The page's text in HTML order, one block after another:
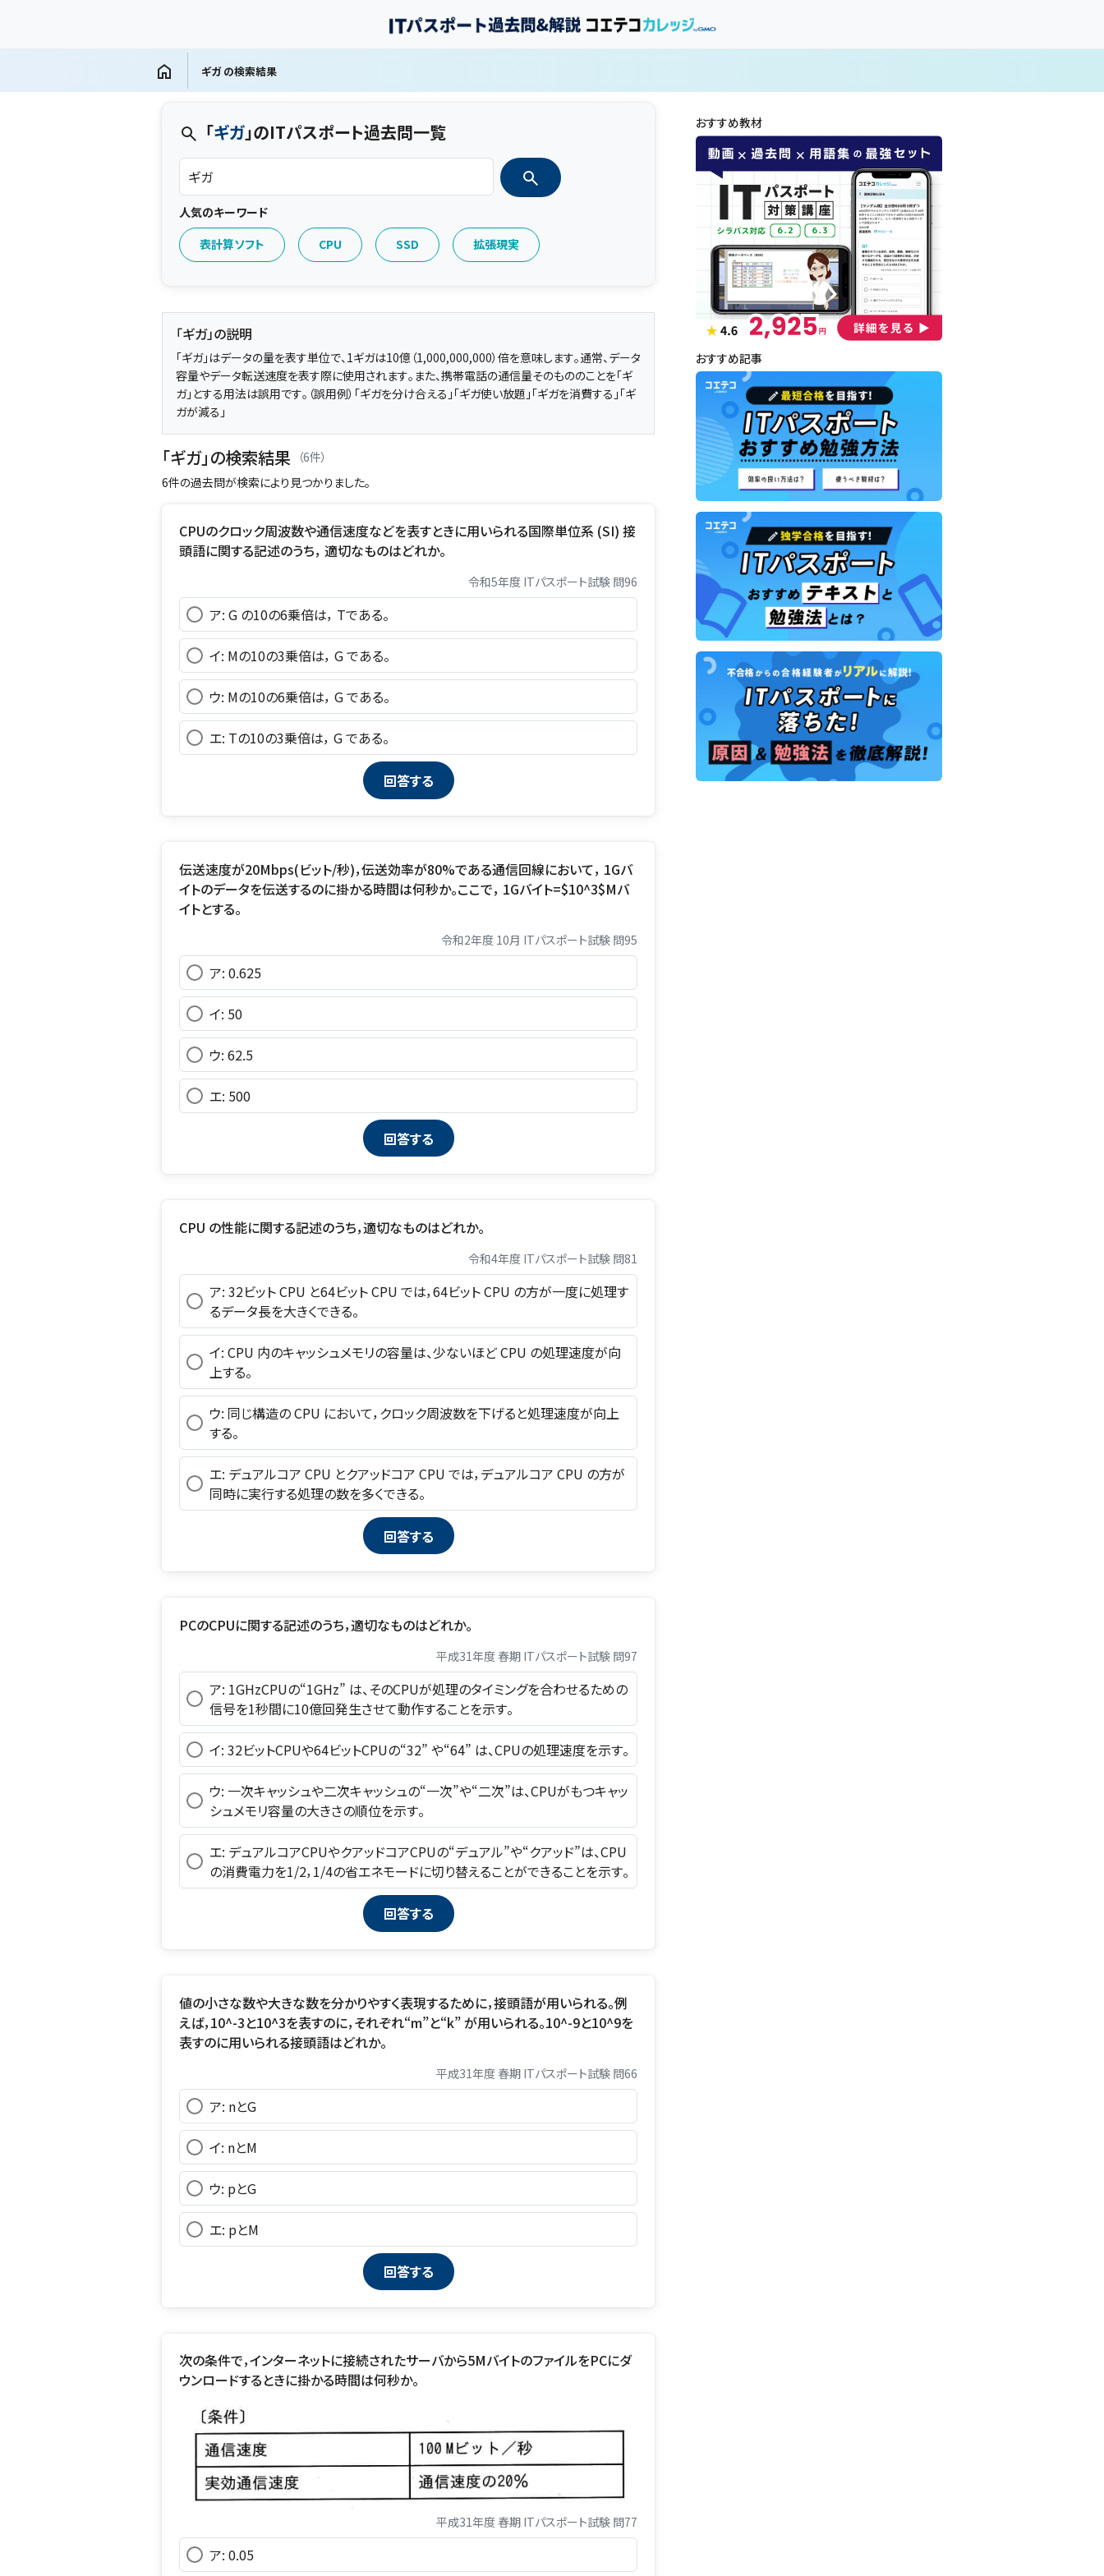
ギガ の検索結果
「ギガ」のITパスポート過去問一覧
人気のキーワード
表計算ソフト
CPU SSD 拡張現実
「ギガ」の説明
「ギガ」はデータの量を表す単位で、1ギガは10億（1,000,000,000）倍を意味します。通常、データ
容量やデータ転送速度を表す際に使用されます。また、携帯電話の通信量そのもののことを「ギ
ガ」とする用法は誤用です。（誤用例）「ギガを分け合える」「ギガ使い放題」「ギガを消費する」「ギ
ガが減る」
「ギガ」の検索結果
（6件）
6件の過去問が検索により見つかりました。
CPUのクロック周波数や通信速度などを表すときに用いられる国際単位系 (SI) 接
頭語に関する記述のうち， 適切なものはどれか。
令和5年度 ITパスポート試験 問96
ア: G の10の6乗倍は， Tである。
イ: Mの10の3乗倍は， G である。
ウ: Mの10の6乗倍は， G である。
エ: Tの10の3乗倍は， G である。
伝送速度が20Mbps(ビット/秒)，伝送効率が80%である通信回線において， 1Gバ
イトのデータを伝送するのに掛かる時間は何秒か。ここで， 1Gバイト=$10^3$Mバ
イトとする。
令和2年度 10月 ITパスポート試験 問95
ア: 0.625
イ: 50
ウ: 62.5
エ: 500
CPU の性能に関する記述のうち，適切なものはどれか。
令和4年度 ITパスポート試験 問81
ア: 32ビット CPU と64ビット CPU では，64ビット CPU の方が一度に処理す
るデータ長を大きくできる。
イ: CPU 内のキャッシュメモリの容量は、少ないほど CPU の処理速度が向
上する。
ウ: 同じ構造の CPU において，クロック周波数を下げると処理速度が向上
する。
エ: デュアルコア CPU とクアッドコア CPU では，デュアルコア CPU の方が
同時に実行する処理の数を多くできる。
PCのCPUに関する記述のうち，適切なものはどれか。
平成31年度 春期 ITパスポート試験 問97
ア: 1GHzCPUの“1GHz” は、そのCPUが処理のタイミングを合わせるための
信号を1秒間に10億回発生させて動作することを示す。
イ: 32ビットCPUや64ビットCPUの“32” や“64” は、CPUの処理速度を示す。
ウ: 一次キャッシュや二次キャッシュの“一次”や“二次”は、CPUがもつキャッ
シュメモリ容量の大きさの順位を示す。
エ: デュアルコアCPUやクアッドコアCPUの“デュアル”や“クアッド”は、CPU
の消費電力を1/2，1/4の省エネモードに切り替えることができることを示す。
値の小さな数や大きな数を分かりやすく表現するために，接頭語が用いられる。例
えば，10^-3と10^3を表すのに，それぞれ“m”と“k” が用いられる。10^-9と10^9を
表すのに用いられる接頭語はどれか。
平成31年度 春期 ITパスポート試験 問66
ア: nとG
イ: nとM
ウ: pとG
エ: pとM
次の条件で，インターネットに接続されたサーバから5MバイトのファイルをPCにダ
ウンロードするときに掛かる時間は何秒か。
平成31年度 春期 ITパスポート試験 問77
ア: 0.05
おすすめ教材
おすすめ記事